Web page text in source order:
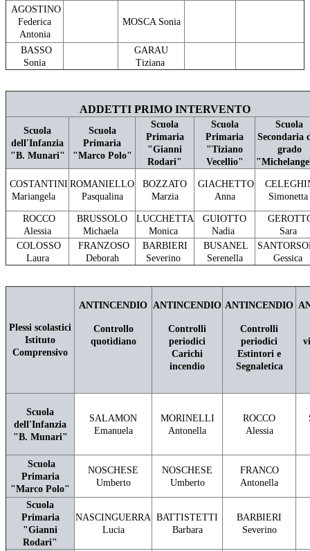
AGOSTINO
Federica
Antonia
MOSCA Sonia
BASSO
Sonia
GARAU
Tiziana
ADDETTI PRIMO INTERVENTO
Scuola
dell'Infanzia
"B. Munari"
Scuola
Primaria
"Marco Polo"
Scuola
Primaria
"Gianni
Rodari"
Scuola
Primaria
"Tiziano
Vecellio"
Scuola
Secondaria
grado
COSTANTINI
Mariangela
ROMANIELLO
Pasqualina
BOZZATO
Marzia
GIACHETTO
Anna
Simonetta
ROCCO
Alessia
BRUSSOLO
Michaela
LUCCHETTA
Monica
GUIOTTO
Nadia
Sara
COLOSSO
Laura
FRANZOSO
Deborah
BARBIERI
Severino
BUSANEL
Serenella
Gessica
Plessi scolastici
Istituto
Comprensivo
ANTINCENDIO
Controllo
quotidiano
ANTINCENDIO
Controlli
periodici
Carichi
incendio
ANTINCENDIO
Controlli
periodici
Estintori e
Segnaletica
Scuola
dell'Infanzia
"B. Munari"
SALAMON
Emanuela
MORINELLI
Antonella
ROCCO
Alessia
Scuola
Primaria
"Marco Polo"
NOSCHESE
Umberto
NOSCHESE
Umberto
FRANCO
Antonella
Scuola
Primaria
"Gianni
Rodari"
NASCINGUERRA
Lucia
BATTISTETTI
Barbara
BARBIERI
Severino